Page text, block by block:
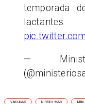
temporada
—
VACUNAS NIRSEVIMAB